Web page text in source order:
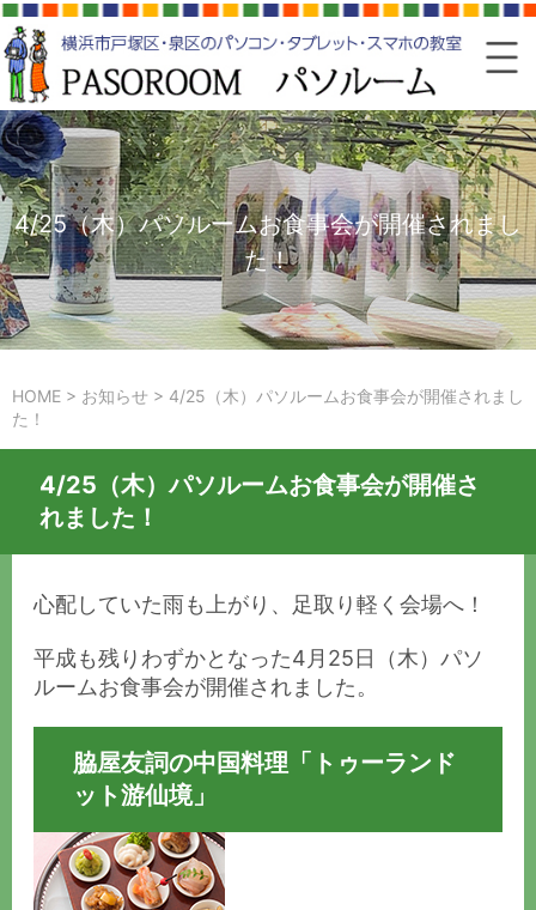
4/25（木）パソルームお食事会が開催されまし
た！
HOME > お知らせ > 4/25（木）パソルームお食事会が開催されまし
た！
4/25（木）パソルームお食事会が開催さ
れました！
心配していた雨も上がり、足取り軽く会場へ！
平成も残りわずかとなった4月25日（木）パソ
ルームお食事会が開催されました。
脇屋友詞の中国料理「 トゥーランド
ット游仙境」